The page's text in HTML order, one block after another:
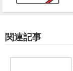
関連記事